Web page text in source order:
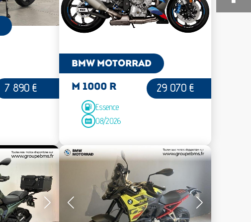
7 890 €
BMW MOTORRAD
M 1000 R
Essence
08/2026
29 070 €